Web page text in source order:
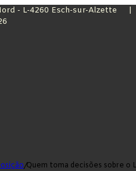
Nord - L-4260 Esch-sur-
/Quem toma decisões sobre o